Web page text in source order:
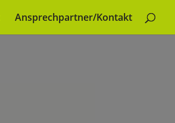
Ansprechpartner/Kontakt